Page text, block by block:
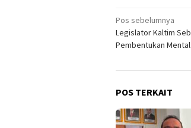
Navigasi
pos
Pos sebelumnya
Legislator Kaltim
Pembentukan Mental
POS TERKAIT